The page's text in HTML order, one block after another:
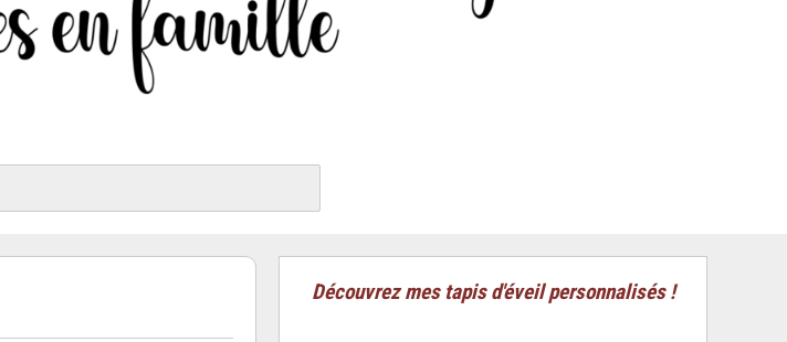
Découvrez mes tapis d'éveil personnalisés !